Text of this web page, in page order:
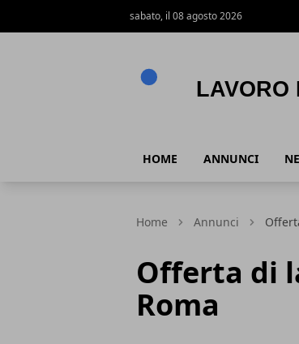
sabato, il 08 agosto 2026
HOME ANNUNCI
Home Annunci
Offerta di
Roma